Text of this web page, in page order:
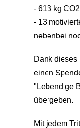
- 613 kg
- 13
nebenbei
Dank dieses
einen
"Lebendige
übergeben.
Mit jedem